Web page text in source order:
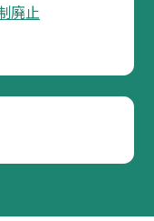
廃止